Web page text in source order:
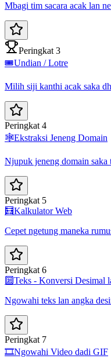
Mbagi tim sacara acak lan
Peringkat 3
🎟️Undian / Lotre
Milih siji kanthi acak saka
Peringkat 4
🕸️Ekstraksi Jeneng Domain
Njupuk jeneng domain
Peringkat 5
🧮Kalkulator Web
Cepet ngetung maneka
Peringkat 6
🔟Teks - Konversi Desimal
Ngowahi teks lan angka
Peringkat 7
🎞️Ngowahi Video dadi GIF